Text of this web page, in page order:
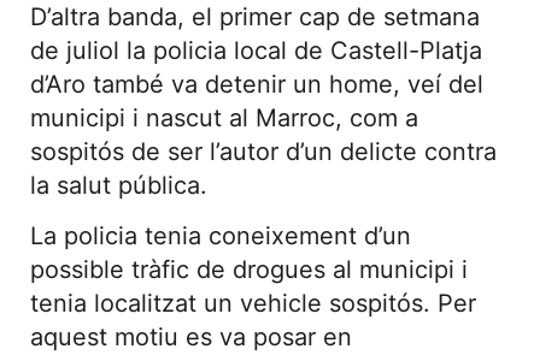
D’altra banda, el primer cap de setmana
de juliol la policia local de Castell-Platja
d’Aro també va detenir un home, veí del
municipi i nascut al Marroc, com a
sospitós de ser l’autor d’un delicte contra
la salut pública.
La policia tenia coneixement d’un
possible tràfic de drogues al municipi i
tenia localitzat un vehicle sospitós. Per
aquest motiu es va posar en